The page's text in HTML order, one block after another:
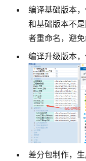
编译基础版本
和基础版本不
者重命名，避
编译升级版本
差分包制作，